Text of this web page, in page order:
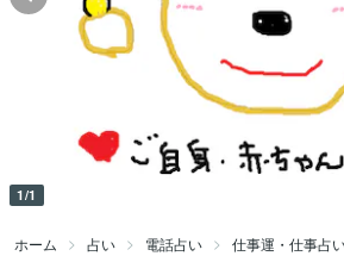
1/1
ホーム 占い 電話占い 仕事運・仕事占